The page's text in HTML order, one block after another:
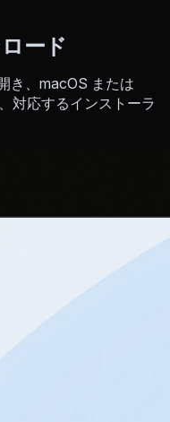
ード
き、macOS または
対応するインストーラ